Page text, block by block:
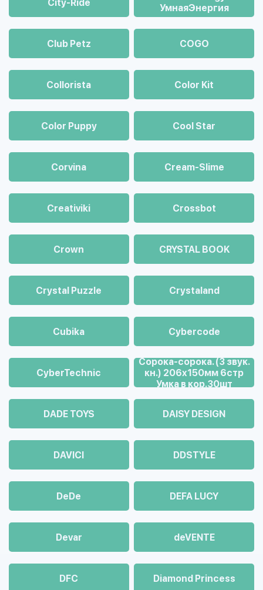
City-Ride
УмнаяЭнергия
Club Petz COGO
Collorista Color Kit
Color Puppy Cool Star
Corvina Cream-Slime
Creativiki Crossbot
Crown CRYSTAL BOOK
Crystal Puzzle Crystaland
Cubika Cybercode
CyberTechnic
Cорока-сорока. (3 звук.
кн.) 206х150мм 6стр
Умка в кор.30шт
DADE TOYS DAISY DESIGN
DAVICI DDSTYLE
DeDe DEFA LUCY
Devar deVENTE
DFC Diamond Princess